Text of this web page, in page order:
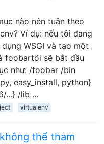
nào nên tuân theo
Ví dụ: nếu tôi đang
WSGI và tạo một
foobartôi sẽ bắt đầu
như: /foobar /bin
easy_install, python}
...} /lib …
virtualenv
thể tham